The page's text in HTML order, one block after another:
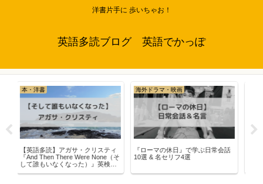
洋書片手に 歩いちゃお！
英語多読ブログ 英語でかっぽ
・クリスティ
None（そ
た）』英検準1
海外ドラマ・映画
『ローマの休日』で学ぶ日常会話
10選 & 名セリフ4選
本・洋書
【英語で挑戦！】死ぬまでに
たい海外文学100選